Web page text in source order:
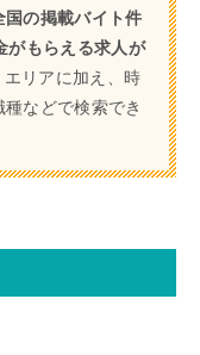
の掲載バイト件
がもらえる求人が
リアに加え、時
などで検索でき